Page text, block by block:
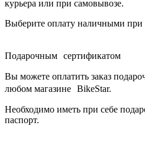
курьера или при самовывозе.
Выберите оплату наличными при
Подарочным сертификатом
Вы можете оплатить заказ
любом магазине BikeStar.
Необходимо иметь при себе
паспорт.